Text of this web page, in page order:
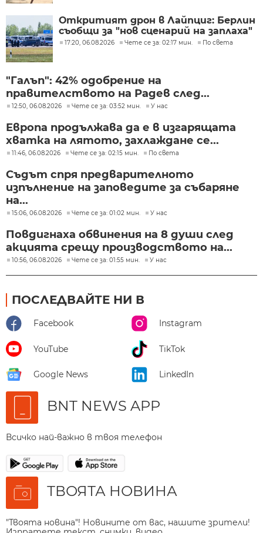
Откритият дрон в Лайпциг: Берлин
съобщи за "нов сценарий на заплаха"
17:20, 06.08.2026 Чете се за: 02:17 мин. По света
"Галъп": 42% одобрение на
правителството на Радев след...
12:50, 06.08.2026 Чете се за: 03:52 мин. У нас
Европа продължава да е в изгарящата
хватка на лятото, захлаждане се...
11:46, 06.08.2026 Чете се за: 02:15 мин. По света
Съдът спря предварителното
изпълнение на заповедите за събаряне
на...
15:06, 06.08.2026 Чете се за: 01:02 мин. У нас
Повдигнаха обвинения на 8 души след
акцията срещу производството на...
10:56, 06.08.2026 Чете се за: 01:55 мин. У нас
ПОСЛЕДВАЙТЕ НИ В
Facebook Instagram
YouTube TikTok
Google News LinkedIn
BNT NEWS APP
Всичко най-важно в твоя телефон
ТВОЯТА НОВИНА
"Твоята новина"! Новините от вас, нашите зрители!